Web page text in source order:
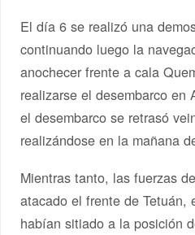
El día 6 se realizó una
continuando luego la
anochecer frente a cala
realizarse el desembarco en
el desembarco se retrasó
realizándose en la mañana
Mientras tanto, las fuerzas
atacado el frente de
habían sitiado a la posición